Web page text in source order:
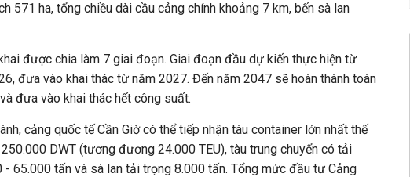
571 ha, tổng chiều dài cầu cảng chính khoảng 7 km, bến sà lan
được chia làm 7 giai đoạn. Giai đoạn đầu dự kiến thực hiện từ
đưa vào khai thác từ năm 2027. Đến năm 2047 sẽ hoàn thành toàn
đưa vào khai thác hết công suất.
cảng quốc tế Cần Giờ có thể tiếp nhận tàu container lớn nhất thế
DWT (tương đương 24.000 TEU), tàu trung chuyển có tải
65.000 tấn và sà lan tải trọng 8.000 tấn. Tổng mức đầu tư Cảng